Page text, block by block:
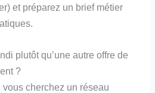
et préparez un brief métier
plutôt qu’une autre offre de
?
cherchez un réseau